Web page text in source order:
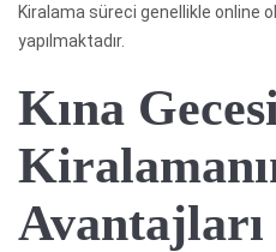
Kiralama süreci genellikle online
yapılmaktadır.
Kına
Avantajları